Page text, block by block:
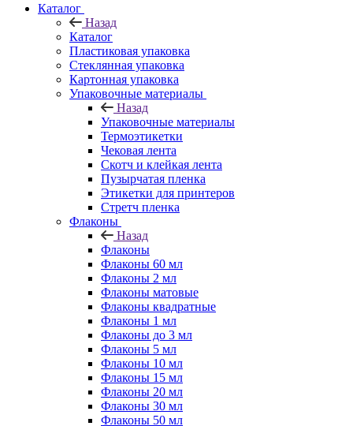
Каталог
Назад
Каталог
Пластиковая упаковка
Стеклянная упаковка
Картонная упаковка
Упаковочные материалы
Назад
Упаковочные материалы
Термоэтикетки
Чековая лента
Скотч и клейкая лента
Пузырчатая пленка
Этикетки для принтеров
Стретч пленка
Флаконы
Назад
Флаконы
Флаконы 60 мл
Флаконы 2 мл
Флаконы матовые
Флаконы квадратные
Флаконы 1 мл
Флаконы до 3 мл
Флаконы 5 мл
Флаконы 10 мл
Флаконы 15 мл
Флаконы 20 мл
Флаконы 30 мл
Флаконы 50 мл